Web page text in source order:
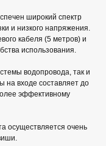
широкий спектр
и низкого напряжения.
кабеля (5 метров) и
использования.
водопровода, так и
на входе составляет до
эффективному
осуществляется очень